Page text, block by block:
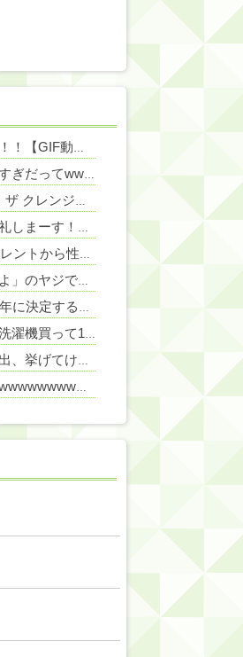
宇賀神メグアナ 巨乳が微揺れ！！【GIF動画あり】
冨里奈央、超薄着。背徳感ヤバすぎだってwwwwwww
【朗報】AKB伊藤百花 オルビス ザ クレンジングオイルとのタイアップ決定！！【AKB48いともも】
【画像】銭湯の女性従業員「失礼しまーす！！」
【速報】NHK職員が番組出演タレントから性被害！？←コレマジならヤバくねーか？
【悲報】渡邊渚さん「キスしろよ」のヤジでPTSD発症時の状態に逆戻り
【速報】ルフィの幹部、懲役20年に決定する←コレは妥当か？？？？？？？
【爆笑動画】ママさん「新しい洗濯機買って1発目に回したらコレw」←こwれwはw w w w w w w w w w
【速報】中村麗乃ちゃんの思い出、挙げてけwwwwwwwwwww
【朗報】増田三莉音さんの生足wwwwwwwwwwww
乃木坂46『オリコン上半期SG1位獲得!!』←もうこれ今が全盛期だろwwwwww